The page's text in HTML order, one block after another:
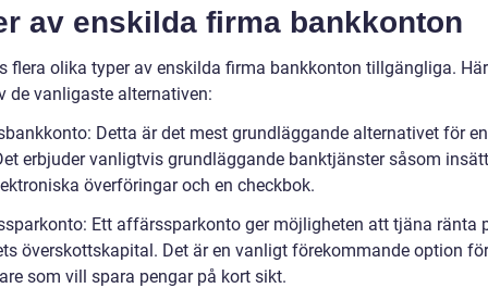
av enskilda firma bankkonton
flera olika typer av enskilda firma bankkonton tillgängliga.
de vanligaste alternativen:
Detta är det mest grundläggande alternativet för
erbjuder vanligtvis grundläggande banktjänster såsom
överföringar och en checkbok.
Ett affärssparkonto ger möjligheten att tjäna ränta
överskottskapital. Det är en vanligt förekommande option för
som vill spara pengar på kort sikt.